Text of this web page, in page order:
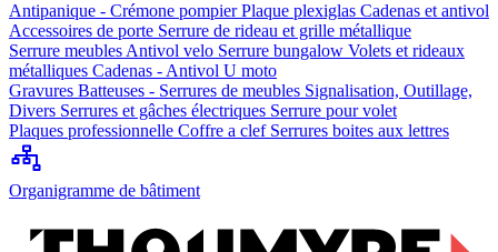
Antipanique - Crémone pompierPlaque plexiglas Cadenas et antivol
Accessoires de porte Serrure de rideau et grille métallique
Serrure meubles Antivol velo Serrure bungalow Volets et rideaux
métalliques Cadenas - Antivol U moto
Gravures Batteuses - Serrures de meubles Signalisation, Outillage,
Divers Serrures et gâches électriques Serrure pour volet
Plaques professionnelle Coffre a clef Serrures boites aux lettres
Organigramme de bâtiment